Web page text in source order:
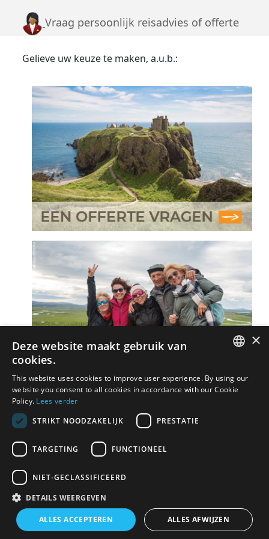
Vraag persoonlijk reisadvies of offerte
Gelieve uw keuze te maken, a.u.b.:
FRENCH
×
Deze website maakt gebruik van
cookies.
This website uses cookies to improve user experience. By using our
website you consent to all cookies in accordance with our Cookie
Policy. Lees verder
STRIKT NOODZAKELIJK
PRESTATIE
TARGETING FUNCTIONEEL
NIET-GECLASSIFICEERD
DETAILS WEERGEVEN
ALLES ACCEPTEREN ALLES AFWIJZEN